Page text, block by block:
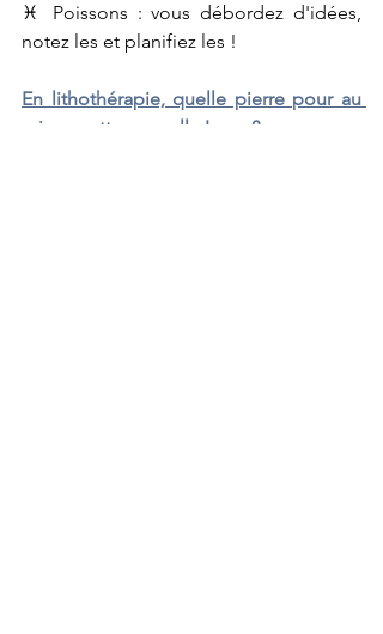
♓ Poissons : vous débordez d'idées,
notez les et planifiez les !
En lithothérapie, quelle pierre pour au
mieux cette nouvelle Lune ?